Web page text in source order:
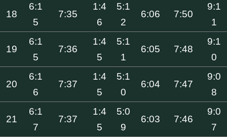
18
6:1
5
7:35
1:4
6
5:1
2
6:06 7:50
9:1
1
19
6:1
5
7:36
1:4
5
5:1
1
6:05 7:48
9:1
0
20
6:1
6
7:37
1:4
5
5:1
0
6:04 7:47
9:0
8
21
6:1
7
7:37
1:4
5
5:0
9
6:03 7:46
9:0
7